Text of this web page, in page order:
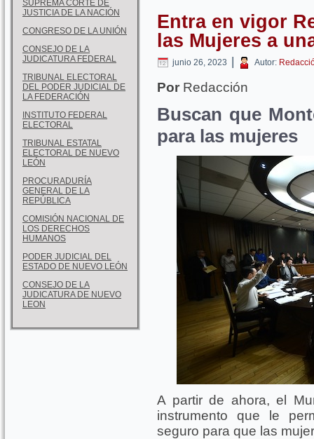
SUPREMA CORTE DE
JUSTICIA DE LA NACIÓN
CONGRESO DE LA UNIÓN
CONSEJO DE LA
JUDICATURA FEDERAL
TRIBUNAL ELECTORAL
DEL PODER JUDICIAL DE
LA FEDERACIÓN
INSTITUTO FEDERAL
ELECTORAL
TRIBUNAL ESTATAL
ELECTORAL DE NUEVO
LEÓN
PROCURADURÍA
GENERAL DE LA
REPÚBLICA
COMISIÓN NACIONAL DE
LOS DERECHOS
HUMANOS
PODER JUDICIAL DEL
ESTADO DE NUEVO LEÓN
CONSEJO DE LA
JUDICATURA DE NUEVO
LEON
Entra en vigor
las Mujeres a
junio 26, 2023 | Autor:
Por Redacción
Buscan que
para las mujeres
A partir de ahora, el
instrumento que le
seguro para que las